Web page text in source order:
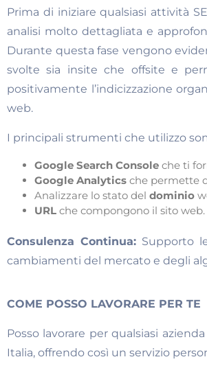
Prima di iniziare qualsiasi attività
analisi molto dettagliata e
Durante questa fase vengono
svolte sia insite che offsite e
positivamente l’indicizzazione
web.
I principali strumenti che utilizzo
Google Search Console che ti
Google Analytics che permette
Analizzare lo stato del dominio
URL che compongono il sito web.
Consulenza Continua: Supporto
cambiamenti del mercato e degli
COME POSSO LAVORARE PER TE
Posso lavorare per qualsiasi
Italia, offrendo così un servizio